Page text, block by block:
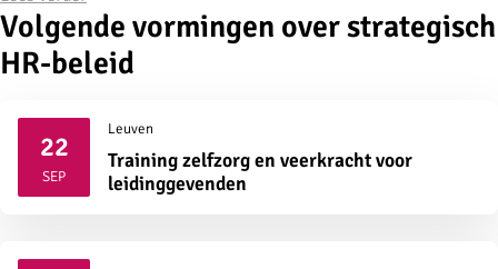
Volgende vormingen over strategisch
HR-beleid
22
SEP2026
Leuven
Training zelfzorg en veerkracht voor
leidinggevenden